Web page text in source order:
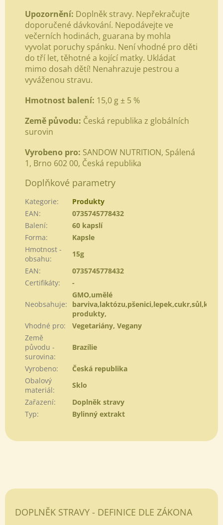
Upozornění: Doplněk stravy. Nepřekračujte
doporučené dávkování. Nepodávejte ve
večerních hodinách, guarana by mohla
vyvolat poruchy spánku. Není vhodné pro děti
do tří let, těhotné a kojící matky. Ukládat
mimo dosah dětí! Nenahrazuje pestrou a
vyváženou stravu.
Hmotnost balení: 15,0 g ± 5 %
Země původu: Česká republika z globálních
surovin
Vyrobeno pro: SANDOW NUTRITION, Spálená
1, Brno 602 00, Česká republika
Doplňkové parametry
Kategorie:
Produkty
EAN:
0735745778432
Balení:
60 kapslí
Forma:
Kapsle
Hmotnost -
obsahu:
15g
EAN:
0735745778432
Certifikáty: -
Neobsahuje:
GMO,umělé
produkty,
Vhodné pro:
Vegetariány, Vegany
Země
původu -
surovina:
Brazílie
Vyrobeno:
Česká republika
Obalový
materiál:
Sklo
Zařazení:
Doplněk stravy
Typ: Bylinný extrakt
DOPLNĚK STRAVY - DEFINICE DLE ZÁKONA